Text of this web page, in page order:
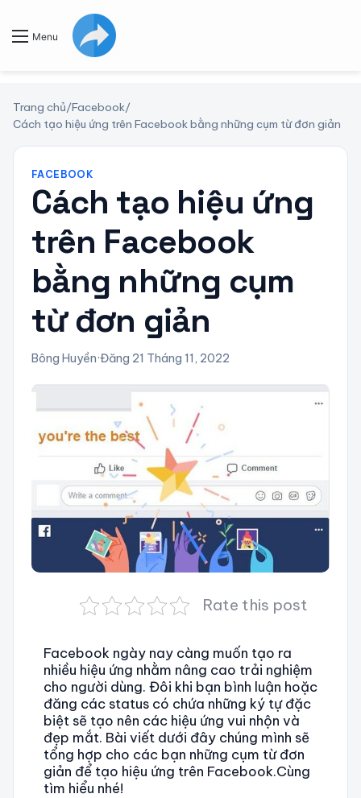
Menu
Trang chủ/Facebook/
Cách tạo hiệu ứng trên Facebook bằng những cụm từ đơn giản
FACEBOOK
Cách tạo hiệu ứng
trên Facebook
bằng những cụm
từ đơn giản
Bông Huyền·Đăng 21 Tháng 11, 2022
Rate this post
Facebook ngày nay càng muốn tạo ra
nhiều hiệu ứng nhằm nâng cao trải nghiệm
cho người dùng. Đôi khi bạn bình luận hoặc
đăng các status có chứa những ký tự đặc
biệt sẽ tạo nên các hiệu ứng vui nhộn và
đẹp mắt. Bài viết dưới đây chúng mình sẽ
tổng hợp cho các bạn những cụm từ đơn
giản để tạo hiệu ứng trên Facebook.Cùng
tìm hiểu nhé!